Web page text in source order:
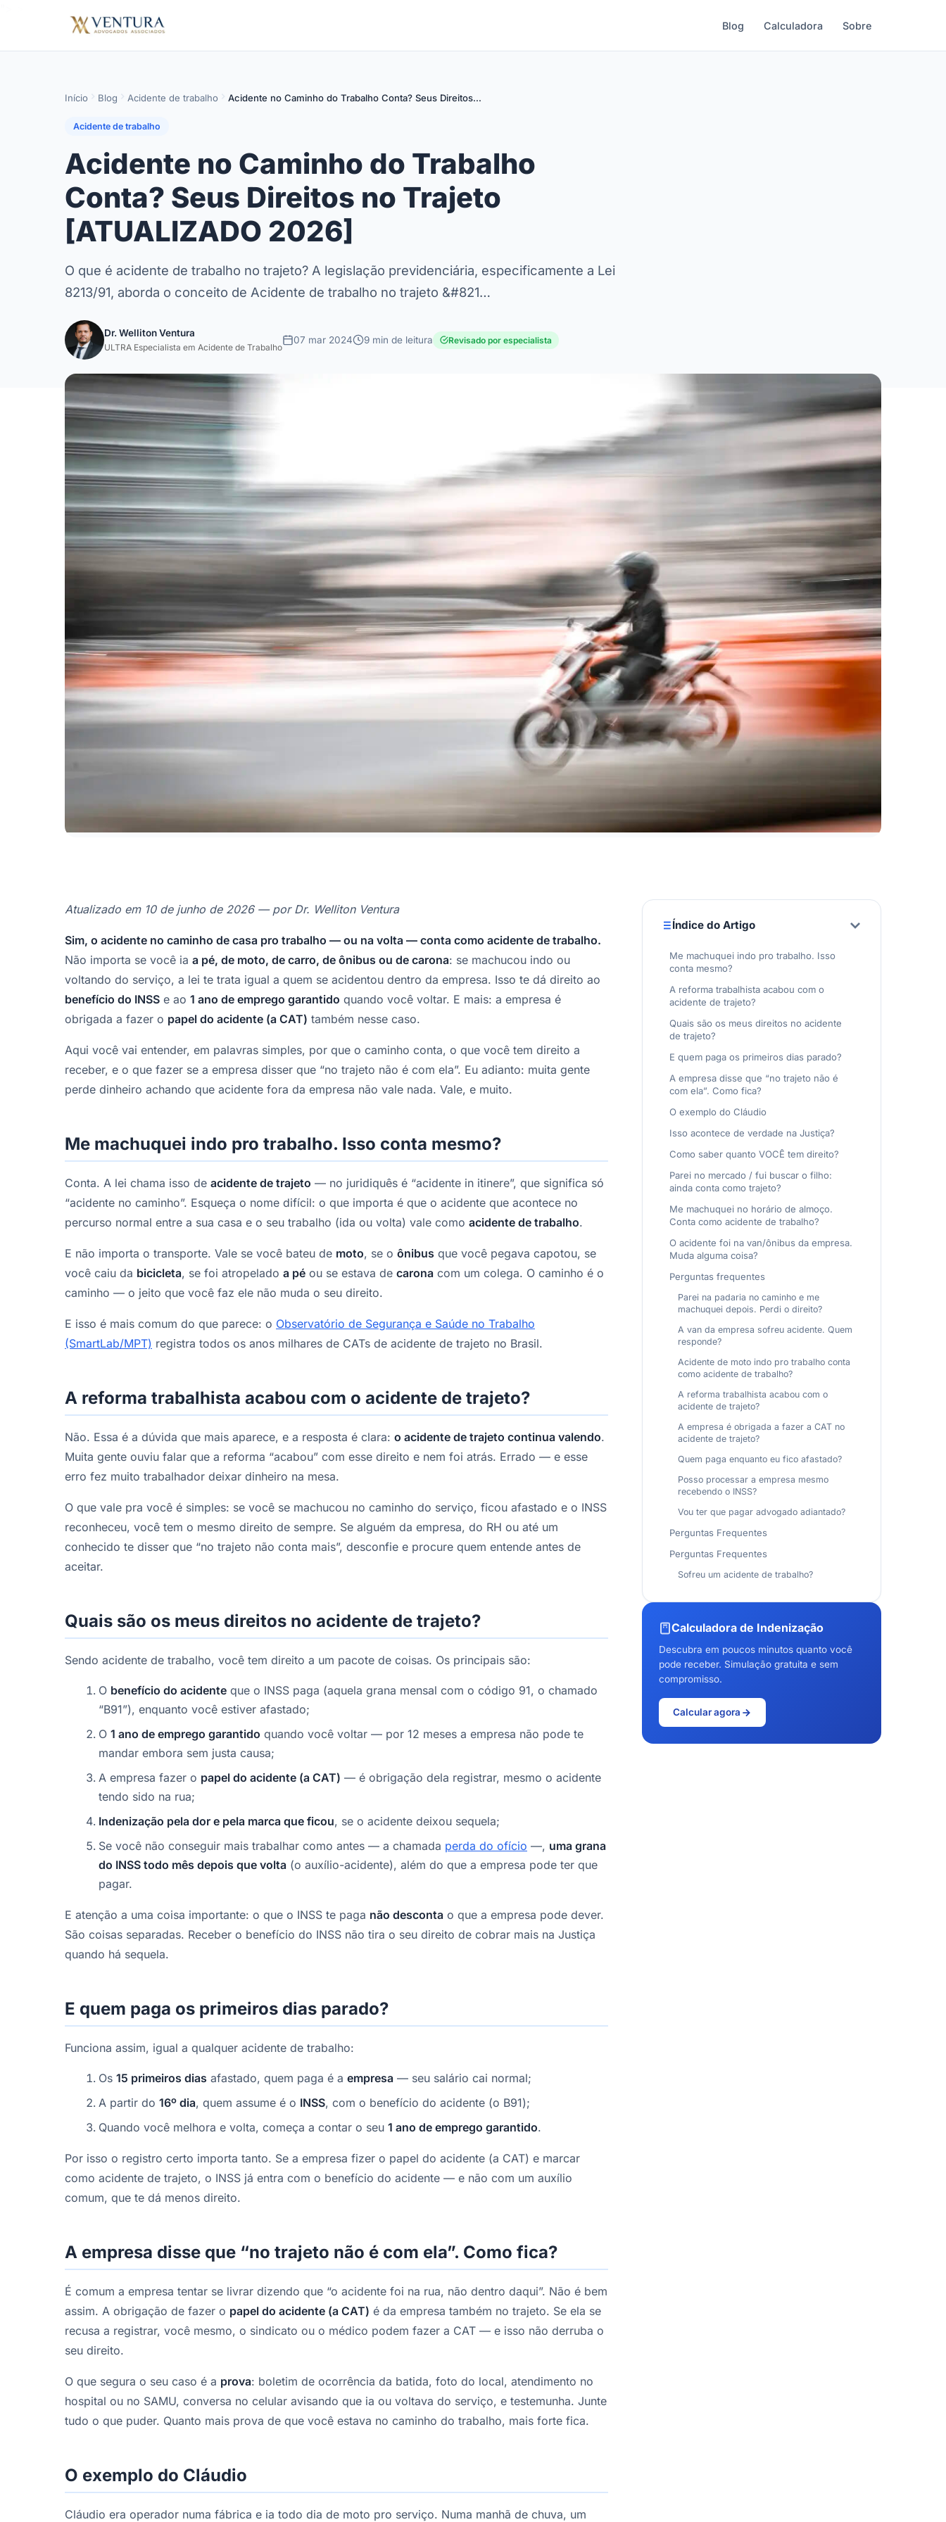
Blog Calculadora Sobre
Início Blog Acidente de trabalho Acidente no Caminho do Trabalho Conta? Seus Direitos…
Acidente de trabalho
Acidente no Caminho do Trabalho
Conta? Seus Direitos no Trajeto
[ATUALIZADO 2026]
O que é acidente de trabalho no trajeto? A legislação previdenciária, especificamente a Lei
8213/91, aborda o conceito de Acidente de trabalho no trajeto &#821…
Dr. Welliton Ventura
ULTRA Especialista em Acidente de Trabalho
07 mar 2024 9 min de leitura Revisado por especialista
Atualizado em 10 de junho de 2026 — por Dr. Welliton Ventura
Sim, o acidente no caminho de casa pro trabalho — ou na volta — conta como acidente de trabalho.
Não importa se você ia a pé, de moto, de carro, de ônibus ou de carona: se machucou indo ou
voltando do serviço, a lei te trata igual a quem se acidentou dentro da empresa. Isso te dá direito ao
benefício do INSS e ao 1 ano de emprego garantido quando você voltar. E mais: a empresa é
obrigada a fazer o papel do acidente (a CAT) também nesse caso.
Aqui você vai entender, em palavras simples, por que o caminho conta, o que você tem direito a
receber, e o que fazer se a empresa disser que “no trajeto não é com ela”. Eu adianto: muita gente
perde dinheiro achando que acidente fora da empresa não vale nada. Vale, e muito.
Me machuquei indo pro trabalho. Isso conta mesmo?
Conta. A lei chama isso de acidente de trajeto — no juridiquês é “acidente in itinere”, que significa só
“acidente no caminho”. Esqueça o nome difícil: o que importa é que o acidente que acontece no
percurso normal entre a sua casa e o seu trabalho (ida ou volta) vale como acidente de trabalho.
E não importa o transporte. Vale se você bateu de moto, se o ônibus que você pegava capotou, se
você caiu da bicicleta, se foi atropelado a pé ou se estava de carona com um colega. O caminho é o
caminho — o jeito que você faz ele não muda o seu direito.
E isso é mais comum do que parece: o Observatório de Segurança e Saúde no Trabalho
(SmartLab/MPT) registra todos os anos milhares de CATs de acidente de trajeto no Brasil.
A reforma trabalhista acabou com o acidente de trajeto?
Não. Essa é a dúvida que mais aparece, e a resposta é clara: o acidente de trajeto continua valendo.
Muita gente ouviu falar que a reforma “acabou” com esse direito e nem foi atrás. Errado — e esse
erro fez muito trabalhador deixar dinheiro na mesa.
O que vale pra você é simples: se você se machucou no caminho do serviço, ficou afastado e o INSS
reconheceu, você tem o mesmo direito de sempre. Se alguém da empresa, do RH ou até um
conhecido te disser que “no trajeto não conta mais”, desconfie e procure quem entende antes de
aceitar.
Quais são os meus direitos no acidente de trajeto?
Sendo acidente de trabalho, você tem direito a um pacote de coisas. Os principais são:
O benefício do acidente que o INSS paga (aquela grana mensal com o código 91, o chamado
“B91”), enquanto você estiver afastado;
O 1 ano de emprego garantido quando você voltar — por 12 meses a empresa não pode te
mandar embora sem justa causa;
A empresa fazer o papel do acidente (a CAT) — é obrigação dela registrar, mesmo o acidente
tendo sido na rua;
Indenização pela dor e pela marca que ficou, se o acidente deixou sequela;
Se você não conseguir mais trabalhar como antes — a chamada perda do ofício —, uma grana
do INSS todo mês depois que volta (o auxílio-acidente), além do que a empresa pode ter que
pagar.
E atenção a uma coisa importante: o que o INSS te paga não desconta o que a empresa pode dever.
São coisas separadas. Receber o benefício do INSS não tira o seu direito de cobrar mais na Justiça
quando há sequela.
E quem paga os primeiros dias parado?
Funciona assim, igual a qualquer acidente de trabalho:
Os 15 primeiros dias afastado, quem paga é a empresa — seu salário cai normal;
A partir do 16º dia, quem assume é o INSS, com o benefício do acidente (o B91);
Quando você melhora e volta, começa a contar o seu 1 ano de emprego garantido.
Por isso o registro certo importa tanto. Se a empresa fizer o papel do acidente (a CAT) e marcar
como acidente de trajeto, o INSS já entra com o benefício do acidente — e não com um auxílio
comum, que te dá menos direito.
A empresa disse que “no trajeto não é com ela”. Como fica?
É comum a empresa tentar se livrar dizendo que “o acidente foi na rua, não dentro daqui”. Não é bem
assim. A obrigação de fazer o papel do acidente (a CAT) é da empresa também no trajeto. Se ela se
recusa a registrar, você mesmo, o sindicato ou o médico podem fazer a CAT — e isso não derruba o
seu direito.
O que segura o seu caso é a prova: boletim de ocorrência da batida, foto do local, atendimento no
hospital ou no SAMU, conversa no celular avisando que ia ou voltava do serviço, e testemunha. Junte
tudo o que puder. Quanto mais prova de que você estava no caminho do trabalho, mais forte fica.
O exemplo do Cláudio
Cláudio era operador numa fábrica e ia todo dia de moto pro serviço. Numa manhã de chuva, um
Índice do Artigo
Me machuquei indo pro trabalho. Isso
conta mesmo?
A reforma trabalhista acabou com o
acidente de trajeto?
Quais são os meus direitos no acidente
de trajeto?
E quem paga os primeiros dias parado?
A empresa disse que “no trajeto não é
com ela”. Como fica?
O exemplo do Cláudio
Isso acontece de verdade na Justiça?
Como saber quanto VOCÊ tem direito?
Parei no mercado / fui buscar o filho:
ainda conta como trajeto?
Me machuquei no horário de almoço.
Conta como acidente de trabalho?
O acidente foi na van/ônibus da empresa.
Muda alguma coisa?
Perguntas frequentes
Parei na padaria no caminho e me
machuquei depois. Perdi o direito?
A van da empresa sofreu acidente. Quem
responde?
Acidente de moto indo pro trabalho conta
como acidente de trabalho?
A reforma trabalhista acabou com o
acidente de trajeto?
A empresa é obrigada a fazer a CAT no
acidente de trajeto?
Quem paga enquanto eu fico afastado?
Posso processar a empresa mesmo
recebendo o INSS?
Vou ter que pagar advogado adiantado?
Perguntas Frequentes
Perguntas Frequentes
Sofreu um acidente de trabalho?
Calculadora de Indenização
Descubra em poucos minutos quanto você
pode receber. Simulação gratuita e sem
compromisso.
Calcular agora